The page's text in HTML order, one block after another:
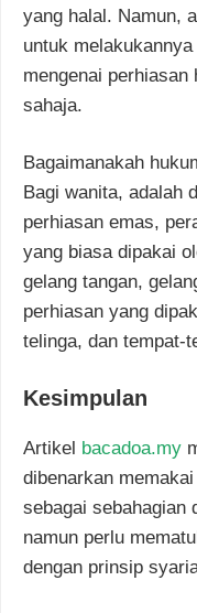
yang halal. Namun,
untuk
mengenai
sahaja.
Bagaimanakah
Bagi wanita, adalah
perhiasan emas,
yang biasa dipakai
gelang tangan,
perhiasan yang
telinga, dan tempat-
Kesimpulan
Artikel bacadoa.my
dibenarkan
sebagai sebahagian
namun perlu
dengan prinsip